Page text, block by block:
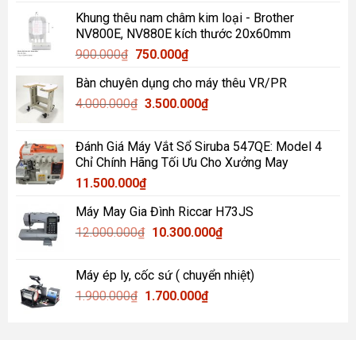
là:
1.000.000₫.
tại
là:
Khung thêu nam châm kim loại - Brother
NV800E, NV880E kích thước 20x60mm
900.000₫ Giá
là:
900.000₫.
750.000₫Giá
tại
là:
Bàn chuyên dụng cho máy thêu VR/PR
4.000.000₫ Giá
4.000.000₫.
3.500.000₫Giá
là:
3.500.000₫.
Đánh Giá Máy Vắt Sổ Siruba 547QE: Model 4
Chỉ Chính Hãng Tối Ưu Cho Xưởng May
11.500.000₫
Máy May Gia Đình Riccar H73JS
12.000.000₫ Giá
12.000.000₫.
10.300.000₫Giá
là:
Máy ép ly, cốc sứ ( chuyển nhiệt)
1.900.000₫ Giá
1.700.000₫Giá